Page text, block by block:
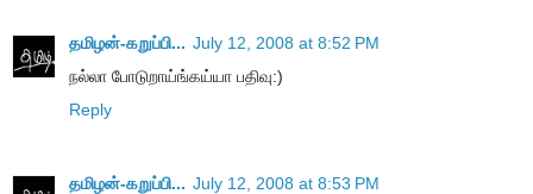
தமிழன்-கறுப்பி... July 12, 2008 at 8:52 PM
நல்லா போடுறாய்ங்கய்யா பதிவு:)
Reply
தமிழன்-கறுப்பி... July 12, 2008 at 8:53 PM